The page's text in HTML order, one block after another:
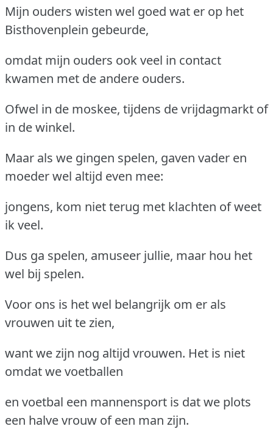
Mijn ouders wisten wel goed wat er op het
Bisthovenplein gebeurde,
omdat mijn ouders ook veel in contact
kwamen met de andere ouders.
Ofwel in de moskee, tijdens de vrijdagmarkt of
in de winkel.
Maar als we gingen spelen, gaven vader en
moeder wel altijd even mee:
jongens, kom niet terug met klachten of weet
ik veel.
Dus ga spelen, amuseer jullie, maar hou het
wel bij spelen.
Voor ons is het wel belangrijk om er als
vrouwen uit te zien,
want we zijn nog altijd vrouwen. Het is niet
omdat we voetballen
en voetbal een mannensport is dat we plots
een halve vrouw of een man zijn.